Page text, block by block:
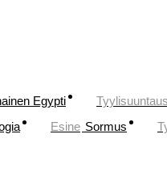
Egypti Tyylisuuntaus
Esine Sormus